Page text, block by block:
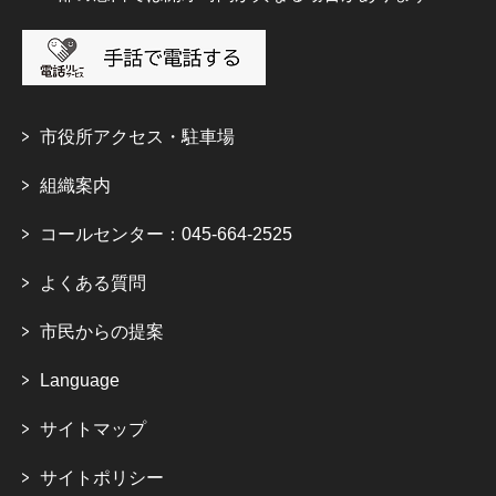
市役所アクセス・駐車場
組織案内
コールセンター：045-664-2525
よくある質問
市民からの提案
Language
サイトマップ
サイトポリシー